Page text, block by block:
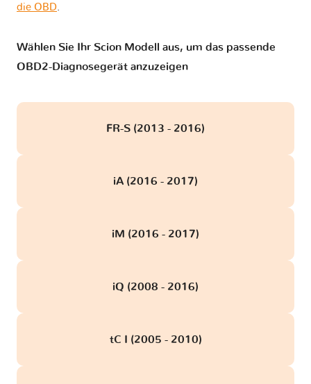
die OBD.
Wählen Sie Ihr Scion Modell aus, um das passende
OBD2-Diagnosegerät anzuzeigen
FR-S (2013 - 2016)
iA (2016 - 2017)
iM (2016 - 2017)
iQ (2008 - 2016)
tC I (2005 - 2010)